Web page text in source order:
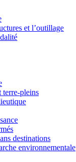
et l’outillage
terre-pleins
destinations
environnementale